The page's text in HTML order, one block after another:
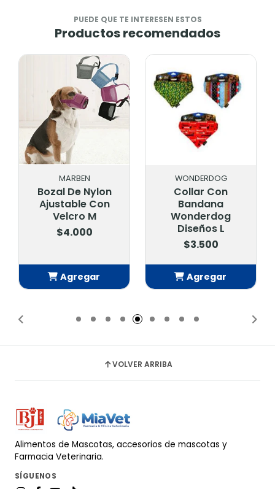
PUEDE QUE TE INTERESEN ESTOS
Productos recomendados
MARBEN
Bozal De Nylon
Ajustable Con
Velcro M
$4.000
Agregar
WONDERDOG
Collar Con
Bandana
Wonderdog
Diseños L
$3.500
Agregar
VOLVER ARRIBA
Alimentos de Mascotas, accesorios de mascotas y
Farmacia Veterinaria.
SÍGUENOS